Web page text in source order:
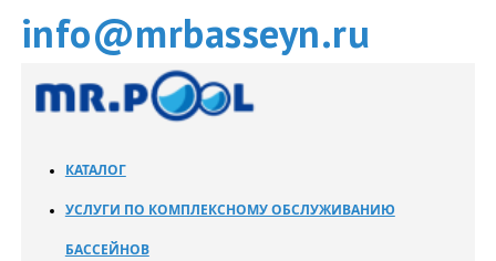
info@mrbasseyn.ru
КАТАЛОГ
УСЛУГИ ПО КОМПЛЕКСНОМУ ОБСЛУЖИВАНИЮ
БАССЕЙНОВ